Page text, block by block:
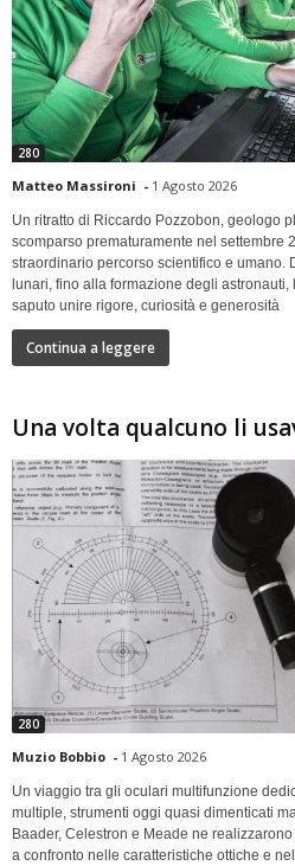
280
Matteo Massironi - 1 Agosto 2026
Un ritratto di Riccardo Pozzobon, geologo
scomparso prematuramente nel settembre
straordinario percorso scientifico e umano.
lunari, fino alla formazione degli
saputo unire rigore, curiosità e generosità
Continua a leggere
Una volta qualcuno li
280
Muzio Bobbio - 1 Agosto 2026
Un viaggio tra gli oculari multifunzione
multiple, strumenti oggi quasi dimenticati
Baader, Celestron e Meade ne
a confronto nelle caratteristiche ottiche e